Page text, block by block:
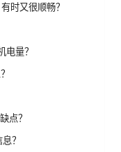
时又很顺畅？
量？
点？
？